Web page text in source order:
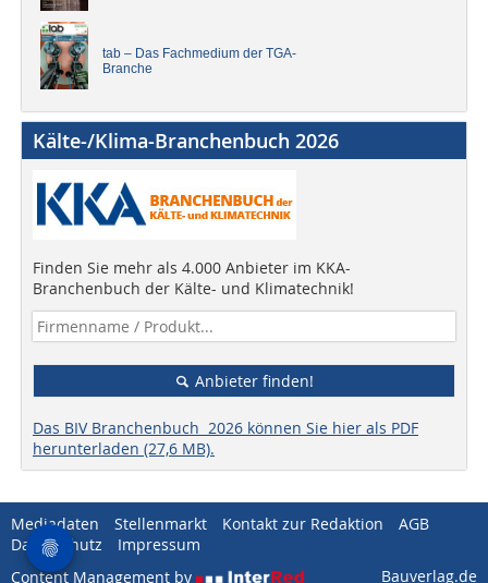
tab – Das Fachmedium der TGA-
Branche
Kälte-/Klima-Branchenbuch 2026
Finden Sie mehr als 4.000 Anbieter im KKA-
Branchenbuch der Kälte- und Klimatechnik!
Anbieter finden!
Das BIV Branchenbuch 2026 können Sie hier als PDF
herunterladen (27,6 MB).
Mediadaten Stellenmarkt Kontakt zur Redaktion
AGB
Datenschutz
Impressum
Content Management by
Bauverlag.de